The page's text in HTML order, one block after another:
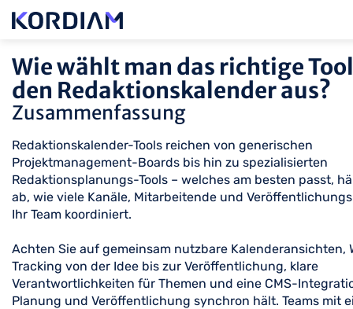
Wie wählt man das richtige
den Redaktionskalender aus?
Zusammenfassung
Redaktionskalender-Tools reichen von generischen
Projektmanagement-Boards bis hin zu spezialisierten
Redaktionsplanungs-Tools – welches am besten passt,
ab, wie viele Kanäle, Mitarbeitende und
Ihr Team koordiniert.
Achten Sie auf gemeinsam nutzbare Kalenderansichten,
Tracking von der Idee bis zur Veröffentlichung, klare
Verantwortlichkeiten für Themen und eine CMS-
Planung und Veröffentlichung synchron hält. Teams mit